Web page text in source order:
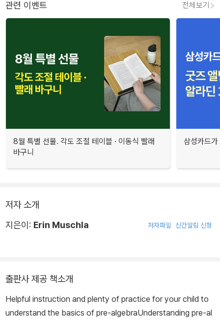
관련 이벤트 전체보기
8월 특별 선물. 각도 조절 테이블 · 이동식 빨래
바구니
삼성카드
저자 소개
지은이: Erin Muschla 저자파일 신간알림 신청
출판사 제공 책소개
Helpful instruction and plenty of practice for your child to
understand the basics of pre-algebraUnderstanding pre-al